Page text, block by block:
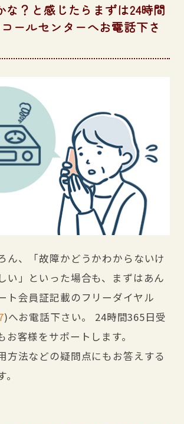
な？と感じたらまずは24時間
ールセンターへお電話下さ
ん、「故障かどうかわからないけ
い」といった場合も、まずはあん
ト会員証記載のフリーダイヤル
)へお電話下さい。 24時間365日受
お客様をサポートします。
方法などの疑問点にもお答えする